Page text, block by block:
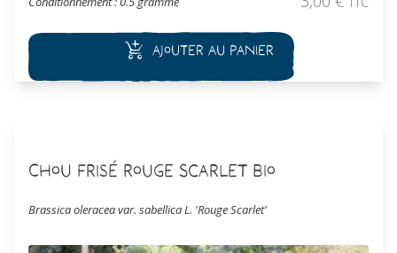
Le chou fourrager Cavalier vert est utilisé comme plante
sud-ouest, où il sert de base à la garbure. En tant que plante
fourragère, c’est un élément de base de l’alimentation hivernale
des lapins. Il est riche en azote et très digeste.
Ajouter au panier
Chou Frisé Rouge Scarlet Bio
Brassica oleracea var. sabellica L. 'Rouge Scarlet'